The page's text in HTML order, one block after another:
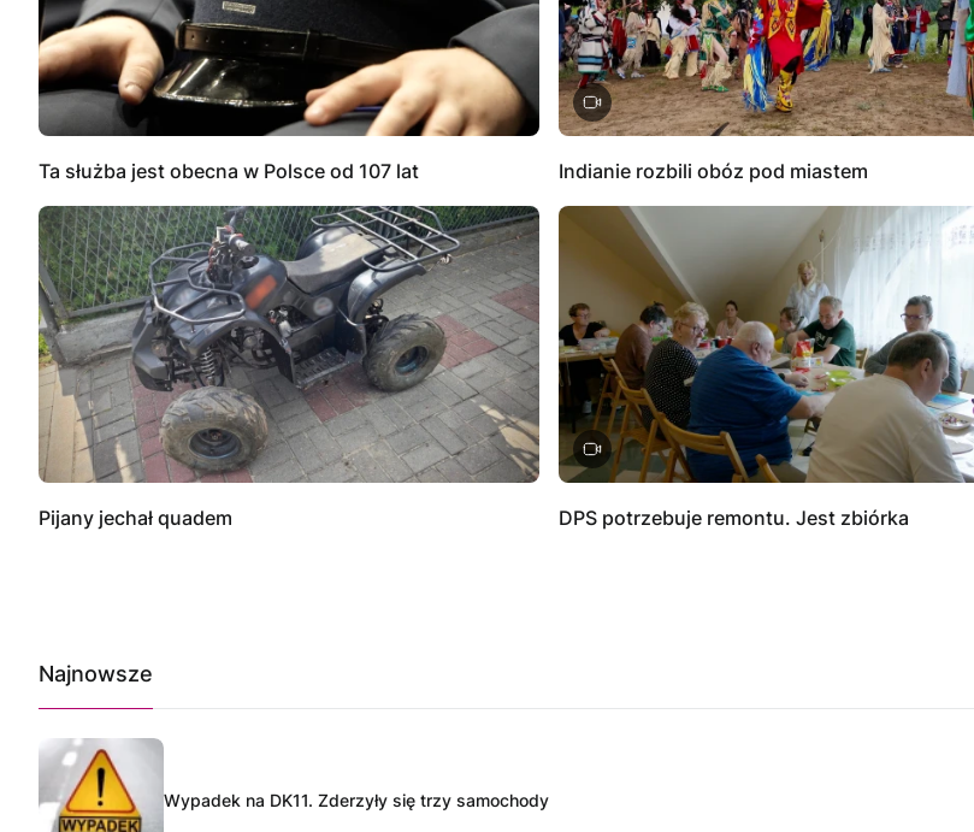
Ta służba jest obecna w Polsce od 107 lat Indianie rozbili obóz pod miastem
Pijany jechał quadem DPS potrzebuje remontu. Jest zbiórka
Najnowsze
Wypadek na DK11. Zderzyły się trzy samochody